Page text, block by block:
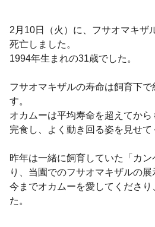
2月10日（火）に、フサオマキザ
死亡しました。
1994年生まれの31歳でした。
フサオマキザルの寿命は飼育下で
す。
オカムーは平均寿命を超えてか
完食し、よく動き回る姿を見せて
昨年は一緒に飼育していた「カ
り、当園でのフサオマキザルの展
今までオカムーを愛してくださ
た。